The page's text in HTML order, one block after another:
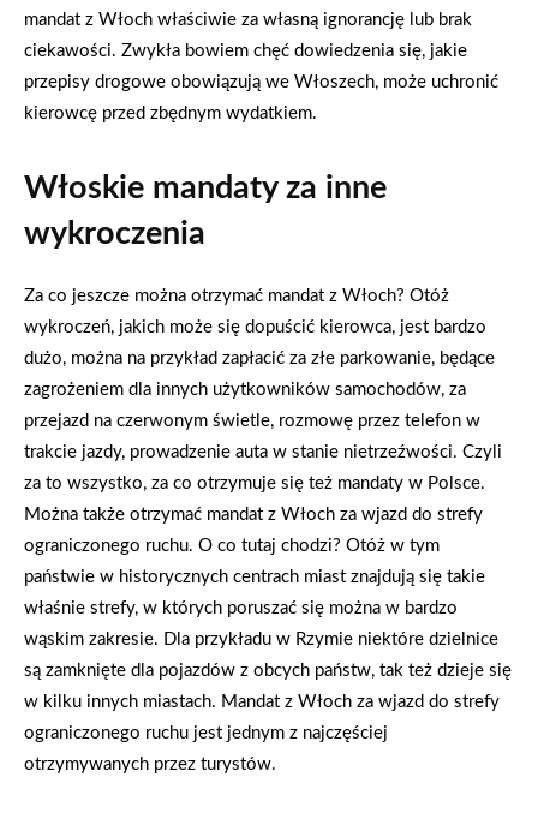
mandat z Włoch właściwie za własną ignorancję lub brak
ciekawości. Zwykła bowiem chęć dowiedzenia się, jakie
przepisy drogowe obowiązują we Włoszech, może uchronić
kierowcę przed zbędnym wydatkiem.
Włoskie mandaty za inne
wykroczenia
Za co jeszcze można otrzymać mandat z Włoch? Otóż
wykroczeń, jakich może się dopuścić kierowca, jest bardzo
dużo, można na przykład zapłacić za złe parkowanie, będące
zagrożeniem dla innych użytkowników samochodów, za
przejazd na czerwonym świetle, rozmowę przez telefon w
trakcie jazdy, prowadzenie auta w stanie nietrzeźwości. Czyli
za to wszystko, za co otrzymuje się też mandaty w Polsce.
Można także otrzymać mandat z Włoch za wjazd do strefy
ograniczonego ruchu. O co tutaj chodzi? Otóż w tym
państwie w historycznych centrach miast znajdują się takie
właśnie strefy, w których poruszać się można w bardzo
wąskim zakresie. Dla przykładu w Rzymie niektóre dzielnice
są zamknięte dla pojazdów z obcych państw, tak też dzieje się
w kilku innych miastach. Mandat z Włoch za wjazd do strefy
ograniczonego ruchu jest jednym z najczęściej
otrzymywanych przez turystów.